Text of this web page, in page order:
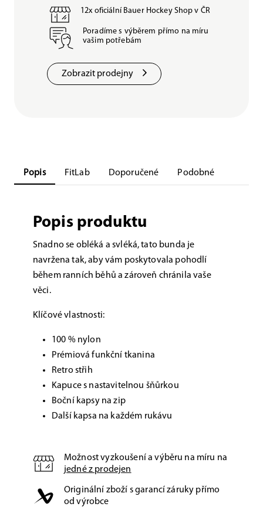
12x oficiální Bauer Hockey Shop v ČR
Poradíme s výběrem přímo na míru
vašim potřebám
Zobrazit prodejny
Popis FitLab Doporučené Podobné
Popis produktu
Snadno se obléká a svléká, tato bunda je
navržena tak, aby vám poskytovala pohodlí
během ranních běhů a zároveň chránila vaše
věci.
Klíčové vlastnosti:
100 % nylon
Prémiová funkční tkanina
Retro střih
Kapuce s nastavitelnou šňůrkou
Boční kapsy na zip
Další kapsa na každém rukávu
Možnost vyzkoušení a výběru na míru na
jedné z prodejen
Originální zboží s garancí záruky přímo
od výrobce